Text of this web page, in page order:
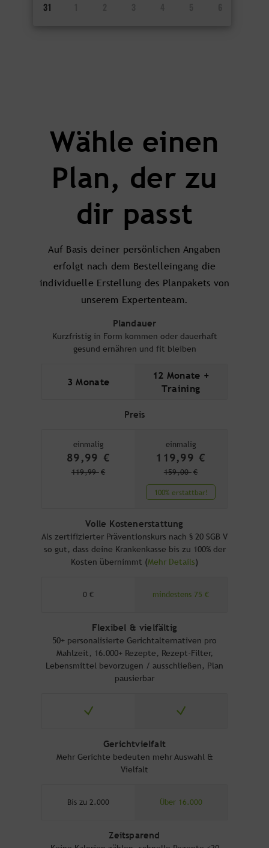
31
Wähle einen
Plan, der zu
dir passt
Auf Basis deiner persönlichen Angaben
erfolgt nach dem Bestelleingang die
individuelle Erstellung des Planpakets von
unserem Expertenteam.
Plandauer
Kurzfristig in Form kommen oder dauerhaft
gesund ernähren und fit bleiben
3 Monate
12 Monate +
Training
Preis
einmalig
89,99 €
119,99 €
einmalig
119,99 €
159,00 €
100% erstattbar!
Volle Kostenerstattung
Als zertifizierter Präventionskurs nach § 20 SGB V
so gut, dass deine Krankenkasse bis zu 100% der
Kosten übernimmt (Mehr Details)
0 € mindestens 75 €
Flexibel & vielfältig
50+ personalisierte Gerichtalternativen pro
Mahlzeit, 16.000+ Rezepte, Rezept-Filter,
Lebensmittel bevorzugen / ausschließen, Plan
pausierbar
Gerichtvielfalt
Mehr Gerichte bedeuten mehr Auswahl &
Vielfalt
Bis zu 2.000 Über 16.000
Zeitsparend